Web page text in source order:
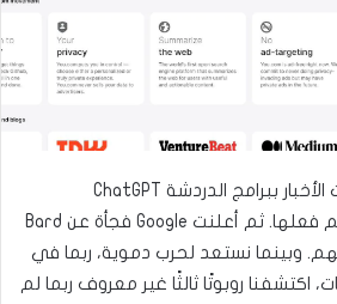
و
ن
ي
ا
في الآونة الأخيرة، امتلأت الأخبار ببرامج الدردشة ChatGPT
والمعجزات التي يمكنهم فعلها. ثم أعلنت Google فجأة عن Bard
وبينما نستعد لحرب دموية، ربما في
اكتشفنا روبوتًا ثالثًا غير معروف ربما لم